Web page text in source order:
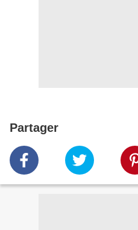
Partager